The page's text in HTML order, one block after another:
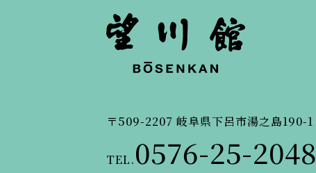
〒509-2207 岐阜県下呂市湯之島190-1
TEL.0576-25-2048